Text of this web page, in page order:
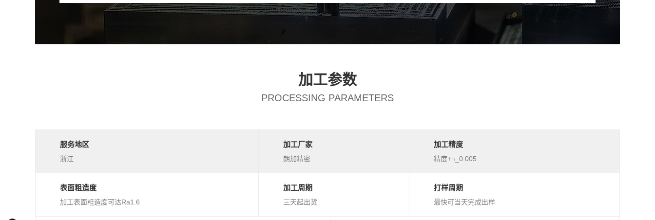
加工参数
PROCESSING PARAMETERS
服务地区
浙江
加工厂家
朗加精密
加工精度
精度+¬_0.005
表面粗造度
加工表面粗造度可达Ra1.6
加工周期
三天起出货
打样周期
最快可当天完成出样